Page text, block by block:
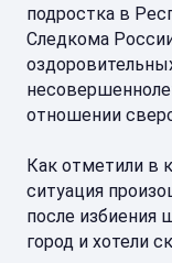
подростка в
Следкома
отношении
Как отметили в
ситуация
после избиения
город и хотели